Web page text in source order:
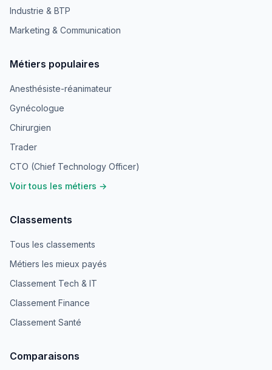
Industrie & BTP
Marketing & Communication
Métiers populaires
Anesthésiste-réanimateur
Gynécologue
Chirurgien
Trader
CTO (Chief Technology Officer)
Voir tous les métiers →
Classements
Tous les classements
Métiers les mieux payés
Classement Tech & IT
Classement Finance
Classement Santé
Comparaisons